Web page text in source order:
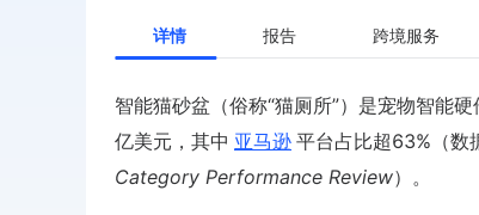
详情 报告 跨境服务
智能猫砂盆（俗称“猫厕所”）是宠物智能
亿美元，其中 亚马逊 平台占比超63%（数
Category Performance Review）。